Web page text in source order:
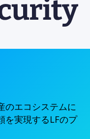
のエコシステムに
を実現するLFのプ